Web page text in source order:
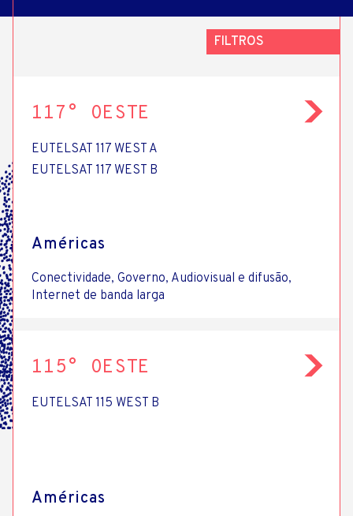
FILTROS
REGIÃO
SERVIÇOS
SATÉLITE
117° OESTE
EUTELSAT 117 WEST A
EUTELSAT 117 WEST B
Américas
Conectividade, Governo, Audiovisual e difusão,
Internet de banda larga
115° OESTE
EUTELSAT 115 WEST B
Américas